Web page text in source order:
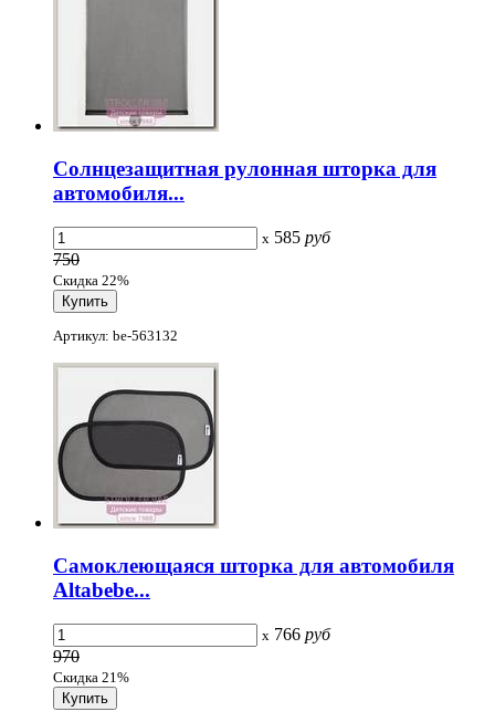
Солнцезащитная рулонная шторка для
автомобиля...
x 585 руб
750
Скидка 22%
Артикул: be-563132
Самоклеющаяся шторка для автомобиля
Altabebe...
x 766 руб
970
Скидка 21%